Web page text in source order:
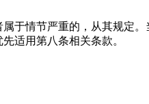
于情节严重的，从其规定
适用第八条相关条款。